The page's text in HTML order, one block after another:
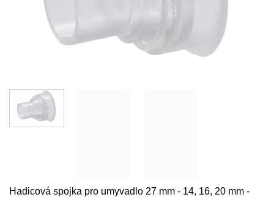
Hadicová spojka pro umyvadlo 27 mm - 14, 16, 20 mm -